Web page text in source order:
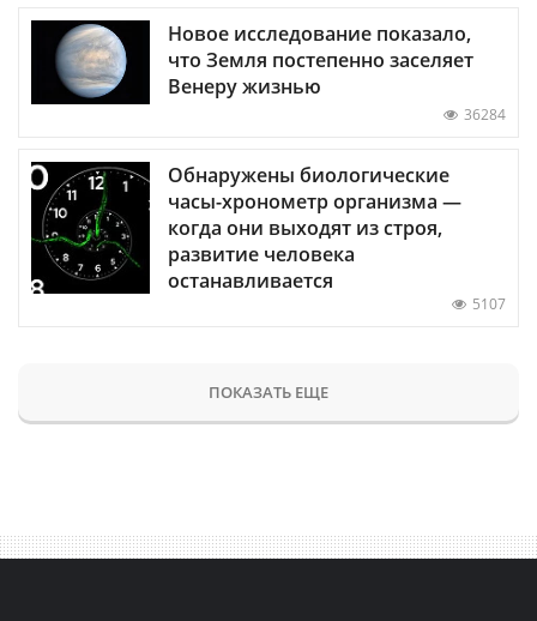
Новое исследование показало,
что Земля постепенно заселяет
Венеру жизнью
36284
Обнаружены биологические
часы-хронометр организма —
когда они выходят из строя,
развитие человека
останавливается
5107
ПОКАЗАТЬ ЕЩЕ